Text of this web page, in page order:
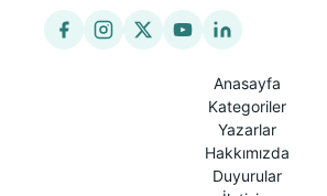
Anasayfa
Kategoriler
Yazarlar
Hakkımızda
Duyurular